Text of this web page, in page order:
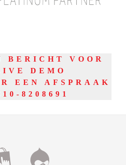
BERICHT VOOR
DEMO
EEN AFSPRAAK
8208691